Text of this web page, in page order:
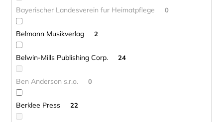
Bayerischer Landesverein fur Heimatpflege 0
Belmann Musikverlag 2
Belwin-Mills Publishing Corp. 24
Ben Anderson s.r.o. 0
Berklee Press 22